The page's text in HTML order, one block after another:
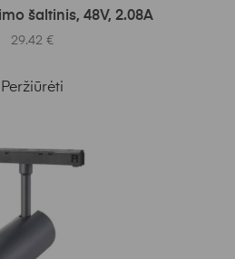
Į KREPŠELĮ
šaltinis, 48V, 2.08A
29.42 €
Peržiūrėti